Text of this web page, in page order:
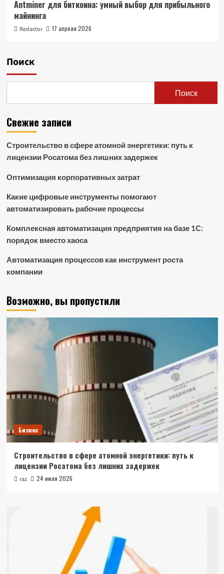
Antminer для биткоина: умный выбор для прибыльного
майнинга
Redactor 17 апреля 2026
Поиск
Поиск
Свежие записи
Строительство в сфере атомной энергетики: путь к
лицензии Росатома без лишних задержек
Оптимизация корпоративных затрат
Какие цифровые инструменты помогают
автоматизировать рабочие процессы
Комплексная автоматизация предприятия на базе 1С:
порядок вместо хаоса
Автоматизация процессов как инструмент роста
компании
Возможно, вы пропустили
Бизнес
Строительство в сфере атомной энергетики: путь к
лицензии Росатома без лишних задержек
raz 24 июля 2026